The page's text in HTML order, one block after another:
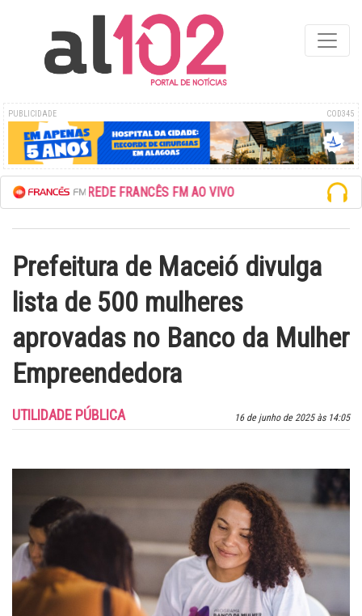
PUBLICIDADE COD345
ESCUTE A REDE FRANCÊS FM AO VIVO
Prefeitura de Maceió divulga
lista de 500 mulheres
aprovadas no Banco da Mulher
Empreendedora
16 de junho de 2025 às 14:05
UTILIDADE PÚBLICA